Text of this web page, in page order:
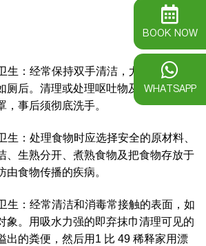
生 ：经常保持双手清洁，尤其在处理食
厕后。清理或处理呕吐物及粪便时，须
事后须彻底洗手。
生：处理食物时应选择安全的原材料、
、生熟分开、煮熟食物及把食物存放于
食物传播的疾病。
生：经常清洁和消毒常接触的表面，如
象。用吸水力强的即弃抹巾清理可见的
出的粪便，然后用1 比 49 稀释家用漂
BOOK NOW
WHATSAPP